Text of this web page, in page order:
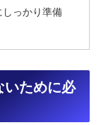
っかり準備
いために必